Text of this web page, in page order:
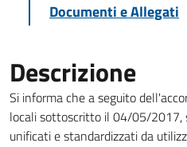
Documenti e Allegati
Descrizione
Si informa che a seguito
locali sottoscritto il 04/05/2017,
unificati e standardizzati da